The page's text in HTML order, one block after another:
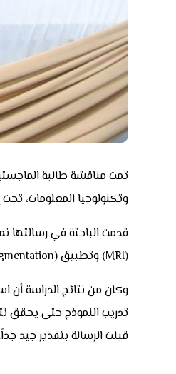
تمت مناقشة طالبة
وتكنولوجيا المعلومات،
(MRI) وتطبيق (Data Augmentation) لغرض زيادة البيانات .
تدريب النموذج حتى يحقق
قبلت الرسالة بتقدير جيد